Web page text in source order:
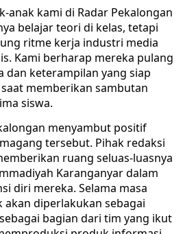
anak kami di Radar Pekalongan
belajar teori di kelas, tetapi
ritme kerja industri media
Kami berharap mereka pulang
dan keterampilan yang siap
memberikan sambutan
siswa.
menyambut positif
tersebut. Pihak redaksi
ruang seluas-luasnya
Karanganyar dalam
diri mereka. Selama masa
akan diperlakukan sebagai
bagian dari tim yang ikut